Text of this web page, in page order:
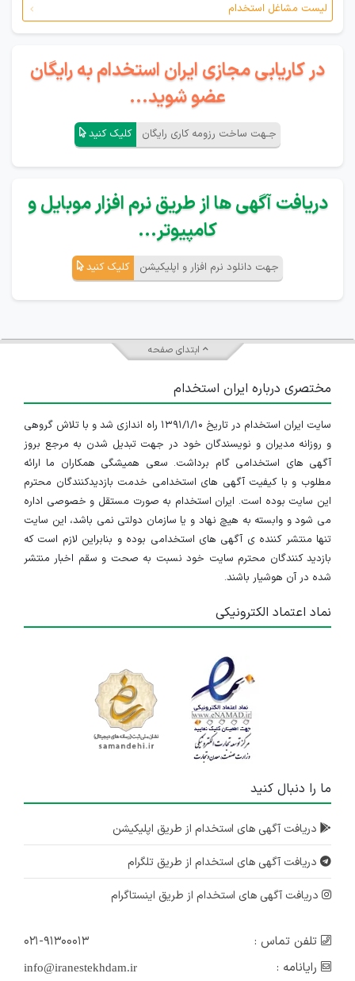
لیست مشاغل استخدام
در کاریابی مجازی ایران استخدام به رایگان
عضو شوید...
جـهت ساخت رزومه کاری رایگان کلیک کنید
دریافت آگهی ها از طریق نرم افزار موبایل و
کامپیوتر...
جهت دانلود نرم افزار و اپلیکیشن کلیک کنید
ابتدای صفحه
مختصری درباره ایران استخدام
سایت ایران استخدام در تاریخ ۱۳۹۱/۱/۱۰ راه اندازی شد و با تلاش گروهی
و روزانه مدیران و نویسندگان خود در جهت تبدیل شدن به مرجع بروز
آگهی های استخدامی گام برداشت. سعی همیشگی همکاران ما ارائه
مطلوب و با کیفیت آگهی های استخدامی خدمت بازدیدکنندگان محترم
این سایت بوده است. ایران استخدام به صورت مستقل و خصوصی اداره
می شود و وابسته به هیچ نهاد و یا سازمان دولتی نمی باشد، این سایت
تنها منتشر کننده ی آگهی های استخدامی بوده و بنابراین لازم است که
بازدید کنندگان محترم سایت خود نسبت به صحت و سقم اخبار منتشر
شده در آن هوشیار باشند.
نماد اعتماد الکترونیکی
ما را دنبال کنید
دریافت آگهی های استخدام از طریق اپلیکیشن
دریافت آگهی های استخدام از طریق تلگرام
دریافت آگهی های استخدام از طریق اینستاگرام
تلفن تماس :
۰۲۱-۹۱۳۰۰۰۱۳
رایانامه :
info@iranestekhdam.ir